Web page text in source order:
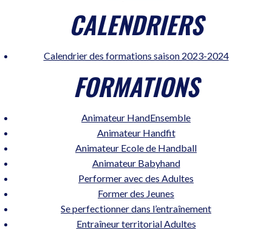
CALENDRIERS
Calendrier des formations saison 2023-2024
FORMATIONS
Animateur HandEnsemble
Animateur Handfit
Animateur Ecole de Handball
Animateur Babyhand
Performer avec des Adultes
Former des Jeunes
Se perfectionner dans l’entraînement
Entraîneur territorial Adultes